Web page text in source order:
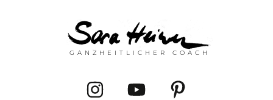
GANZHEITLICHER COACH